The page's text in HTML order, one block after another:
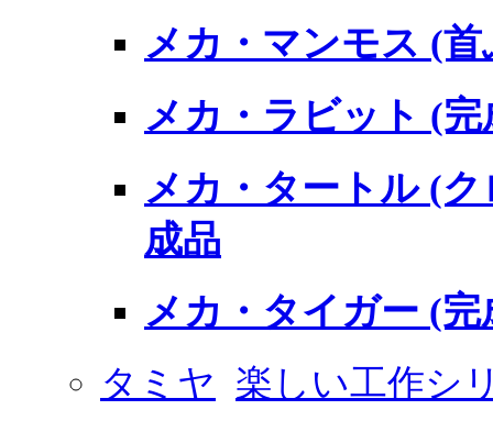
メカ・マンモス (
メカ・ラビット (完
メカ・タートル (
成品
メカ・タイガー (完
タミヤ 楽しい工作シ